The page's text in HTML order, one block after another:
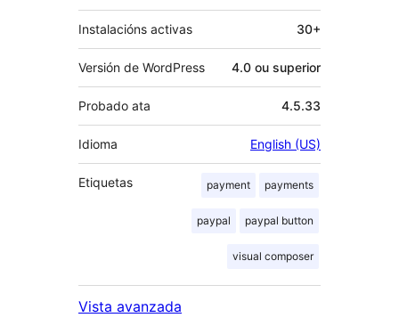
Instalacións activas 30+
Versión de WordPress 4.0 ou superior
Probado ata 4.5.33
Idioma English (US)
Etiquetas payment payments
paypal paypal button
visual composer
Vista avanzada